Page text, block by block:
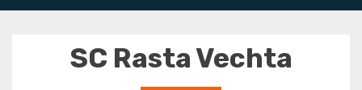
SC Rasta Vechta